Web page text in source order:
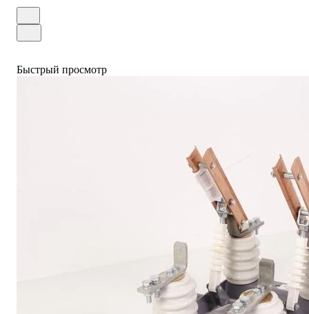
Быстрый просмотр